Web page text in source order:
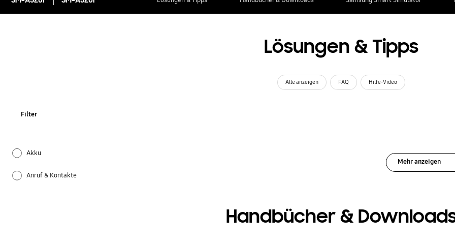
Lösungen & Tipps
Alle anzeigen FAQ Hilfe-Video
Filter
Akku
Anruf & Kontakte
Mehr anzeigen
Handbücher &